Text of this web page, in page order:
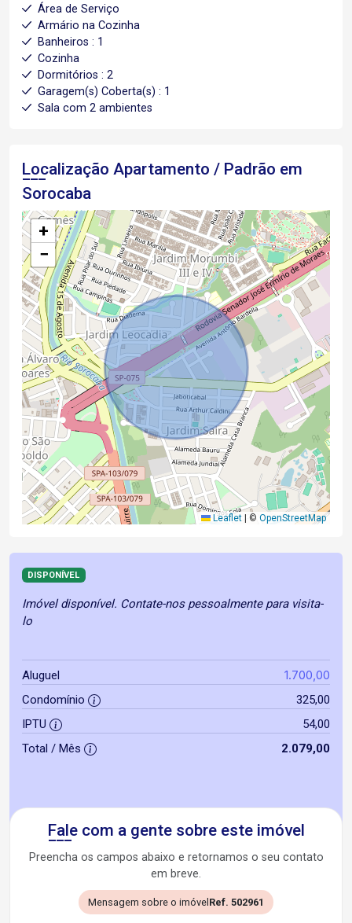
Área de Serviço
Armário na Cozinha
Banheiros : 1
Cozinha
Dormitórios : 2
Garagem(s) Coberta(s) : 1
Sala com 2 ambientes
Localização Apartamento / Padrão em
Sorocaba
+
−
Leaflet | © OpenStreetMap
DISPONÍVEL
Imóvel disponível. Contate-nos pessoalmente para visita-
lo
Aluguel 1.700,00
Condomínio
325,00
IPTU
54,00
Total / Mês
2.079,00
Fale com a gente sobre este imóvel
Preencha os campos abaixo e retornamos o seu contato
em breve.
Mensagem sobre o imóvelRef. 502961